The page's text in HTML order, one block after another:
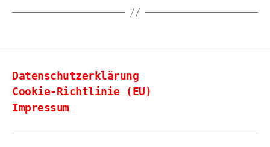
Datenschutzerklärung
Cookie-Richtlinie (EU)
Impressum